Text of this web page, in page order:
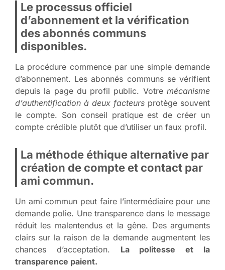
Le processus officiel
d’abonnement et la vérification
des abonnés communs
disponibles.
La procédure commence par une simple demande
d’abonnement. Les abonnés communs se vérifient
depuis la page du profil public. Votre mécanisme
d’authentification à deux facteurs protège souvent
le compte. Son conseil pratique est de créer un
compte crédible plutôt que d’utiliser un faux profil.
La méthode éthique alternative par
création de compte et contact par
ami commun.
Un ami commun peut faire l’intermédiaire pour une
demande polie. Une transparence dans le message
réduit les malentendus et la gêne. Des arguments
clairs sur la raison de la demande augmentent les
chances d’acceptation. La politesse et la
transparence paient.